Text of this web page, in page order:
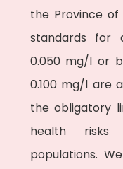
the Province
standards for
0.050 mg/l or
0.100 mg/l are
the obligatory
health risks
populations.